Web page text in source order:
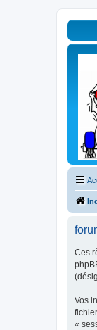
Ces
Vos
«